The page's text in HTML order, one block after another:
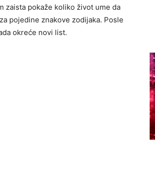
zaista pokaže koliko život ume da
pojedine znakove zodijaka. Posle
okreće novi list.